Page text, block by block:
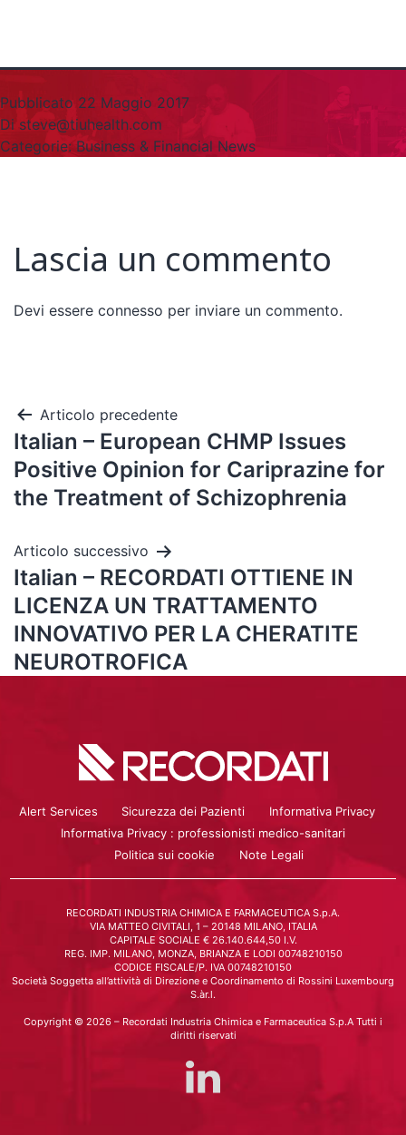
Pubblicato 22 Maggio 2017
Di steve@tiuhealth.com
Categorie:Business & Financial News
Lascia un commento
Devi essere connesso per inviare un commento.
Articolo precedente
Italian – European CHMP Issues
Positive Opinion for Cariprazine for
the Treatment of Schizophrenia
Articolo successivo
Italian – RECORDATI OTTIENE IN
LICENZA UN TRATTAMENTO
INNOVATIVO PER LA CHERATITE
NEUROTROFICA
Alert Services Sicurezza dei Pazienti
Informativa Privacy
Informativa Privacy : professionisti medico-sanitari
Politica sui cookie
Note Legali
RECORDATI INDUSTRIA CHIMICA E FARMACEUTICA S.p.A.
VIA MATTEO CIVITALI, 1 – 20148 MILANO, ITALIA
CAPITALE SOCIALE € 26.140.644,50 I.V.
REG. IMP. MILANO, MONZA, BRIANZA E LODI 00748210150
CODICE FISCALE/P. IVA 00748210150
Società Soggetta all’attività di Direzione e Coordinamento di Rossini Luxembourg
S.àr.l.
Copyright © 2026 – Recordati Industria Chimica e Farmaceutica S.p.A Tutti i
diritti riservati